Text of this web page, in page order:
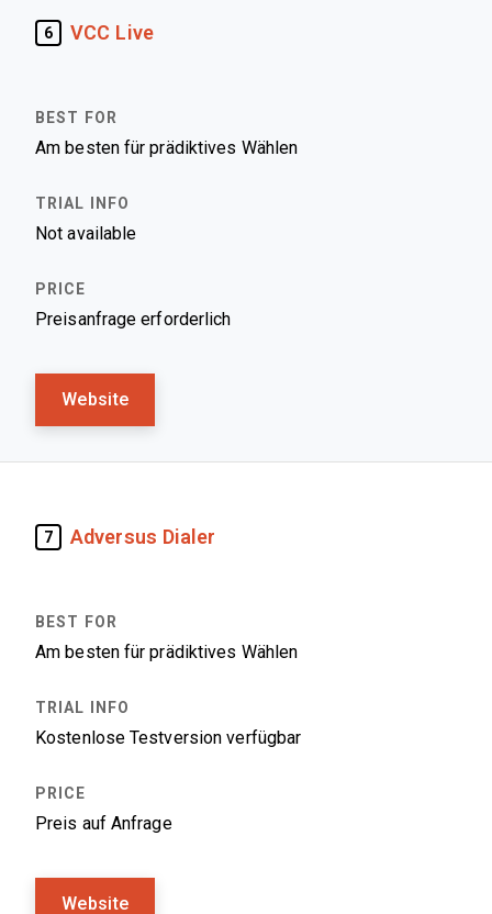
6 VCC Live
Am besten für prädiktives Wählen
Not available
Preisanfrage erforderlich
Website
7 Adversus Dialer
Am besten für prädiktives Wählen
Kostenlose Testversion verfügbar
Preis auf Anfrage
Website